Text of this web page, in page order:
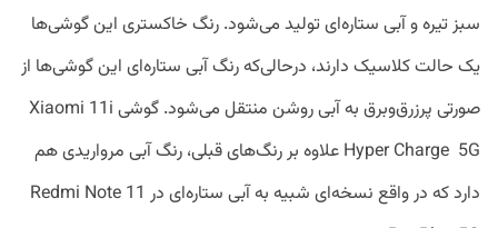
سبز تیره و آبی ستاره‌ای تولید می‌شود. رنگ خاکستری این گوشی‌ها
یک حالت کلاسیک دارند، درحالی‌که رنگ آبی ستاره‌ای این گوشی‌ها از
صورتی پرزرق‌وبرق به آبی روشن منتقل می‌شود. گوشی Xiaomi 11i
Hyper Charge 5G علاوه بر رنگ‌های قبلی، رنگ آبی مرواریدی هم
دارد که در واقع نسخه‌ای شبیه به آبی ستاره‌ای در Redmi Note 11